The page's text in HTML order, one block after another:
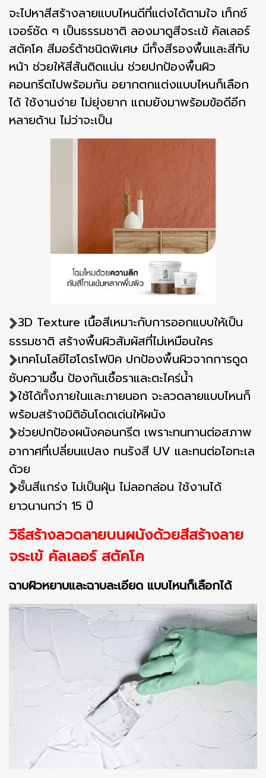
จะไปหาสีสร้างลายแบบไหนดีที่แต่งได้ตามใจ เท็กซ์
เจอร์ชัด ๆ เป็นธรรมชาติ ลองมาดูสีจระเข้ คัลเลอร์
สตัคโค สีมอร์ต้าชนิดพิเศษ มีทั้งสีรองพื้นและสีทับ
หน้า ช่วยให้สีสันติดแน่น ช่วยปกป้องพื้นผิว
คอนกรีตไปพร้อมกัน อยากตกแต่งแบบไหนก็เลือก
ได้ ใช้งานง่าย ไม่ยุ่งยาก แถมยังมาพร้อมข้อดีอีก
หลายด้าน ไม่ว่าจะเป็น
3D Texture เนื้อสีเหมาะกับการออกแบบให้เป็น
ธรรมชาติ สร้างพื้นผิวสัมผัสที่ไม่เหมือนใคร
เทคโนโลยีไฮโดรโฟบิค ปกป้องพื้นผิวจากการดูด
ซับความชื้น ป้องกันเชื้อราและตะไคร่น้ำ
ใช้ได้ทั้งภายในและภายนอก จะลวดลายแบบไหนก็
พร้อมสร้างมิติอันโดดเด่นให้ผนัง
ช่วยปกป้องผนังคอนกรีต เพราะทนทานต่อสภาพ
อากาศที่เปลี่ยนแปลง ทนรังสี UV และทนต่อไอทะเล
ด้วย
ชั้นสีแกร่ง ไม่เป็นฝุ่น ไม่ลอกล่อน ใช้งานได้
ยาวนานกว่า 15 ปี
วิธีสร้างลวดลายบนผนังด้วยสีสร้างลาย
จระเข้ คัลเลอร์ สตัคโค
ฉาบผิวหยาบและฉาบละเอียด แบบไหนก็เลือกได้